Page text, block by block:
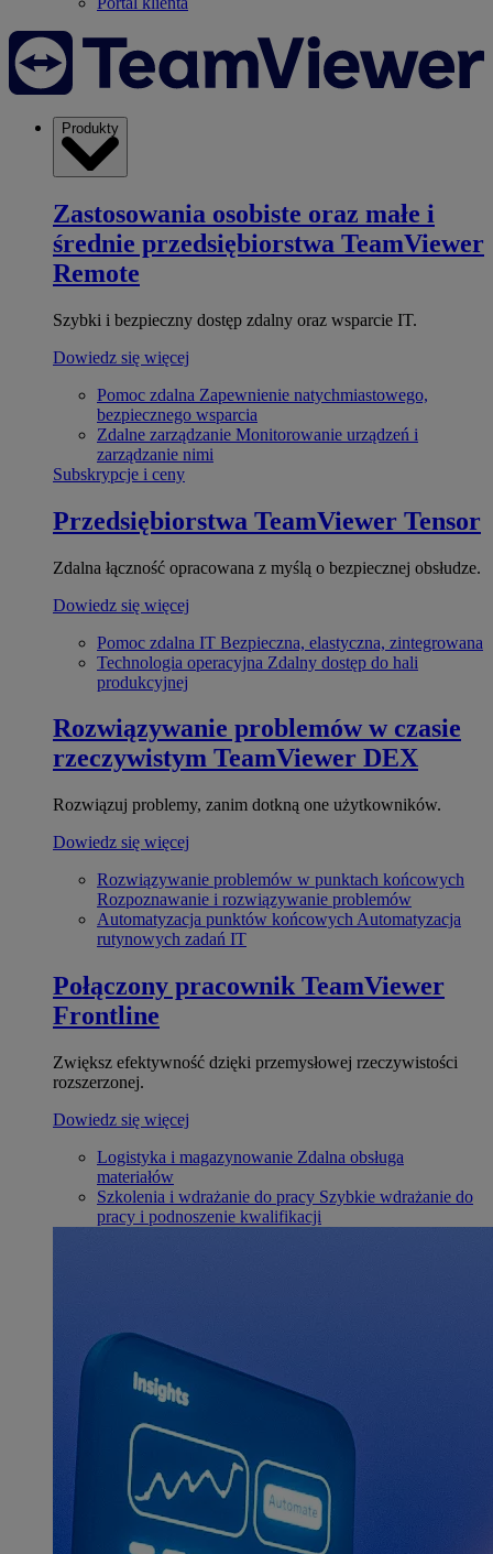
Produkty
Zastosowania osobiste oraz małe i
średnie przedsiębiorstwa TeamViewer
Remote
Szybki i bezpieczny dostęp zdalny oraz wsparcie IT.
Dowiedz się więcej
Pomoc zdalna Zapewnienie natychmiastowego,
bezpiecznego wsparcia
Zdalne zarządzanie Monitorowanie urządzeń i
zarządzanie nimi
Subskrypcje i ceny
Przedsiębiorstwa TeamViewer Tensor
Zdalna łączność opracowana z myślą o bezpiecznej obsłudze.
Dowiedz się więcej
Pomoc zdalna IT Bezpieczna, elastyczna, zintegrowana
Technologia operacyjna Zdalny dostęp do hali
produkcyjnej
Rozwiązywanie problemów w czasie
rzeczywistym TeamViewer DEX
Rozwiązuj problemy, zanim dotkną one użytkowników.
Dowiedz się więcej
Rozwiązywanie problemów w punktach końcowych
Rozpoznawanie i rozwiązywanie problemów
Automatyzacja punktów końcowych Automatyzacja
rutynowych zadań IT
Połączony pracownik TeamViewer
Frontline
Zwiększ efektywność dzięki przemysłowej rzeczywistości
rozszerzonej.
Dowiedz się więcej
Logistyka i magazynowanie Zdalna obsługa
materiałów
Szkolenia i wdrażanie do pracy Szybkie wdrażanie do
pracy i podnoszenie kwalifikacji